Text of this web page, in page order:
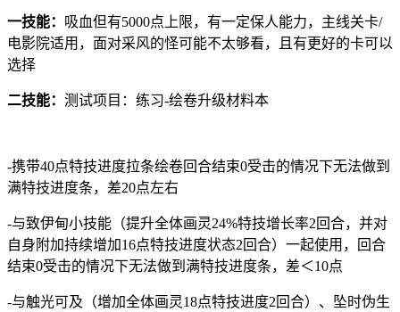
一技能： 吸血但有5000点上限，有一定保人能力，主线关卡/
电影院适用，面对采风的怪可能不太够看，且有更好的卡可以
选择
二技能： 测试项目：练习-绘卷升级材料本
-携带40点特技进度拉条绘卷回合结束0受击的情况下无法做到
满特技进度条，差20点左右
-与致伊甸小技能（提升全体画灵24%特技增长率2回合，并对
自身附加持续增加16点特技进度状态2回合）一起使用，回合
结束0受击的情况下无法做到满特技进度条，差＜10点
-与触光可及（增加全体画灵18点特技进度2回合）、坠时伪生